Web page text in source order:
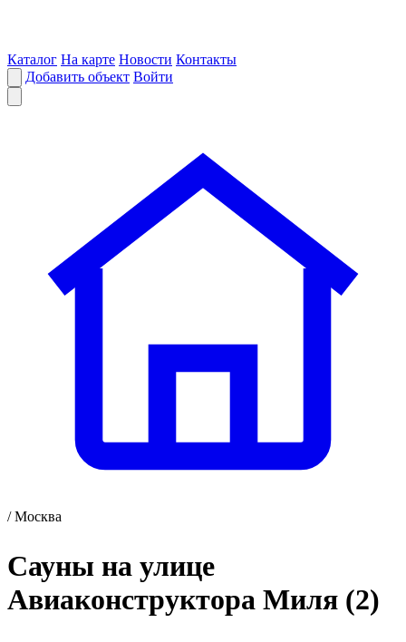
Каталог На карте Новости Контакты
Добавить объект Войти
/ Москва
Сауны на улице
Авиаконструктора Миля (2)